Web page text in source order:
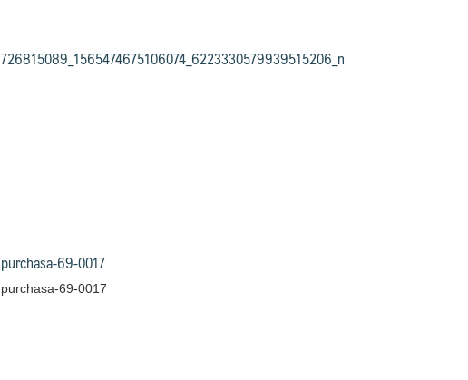
726815089_1565474675106074_6223330579939515206_n
purchasa-69-0017
purchasa-69-0017